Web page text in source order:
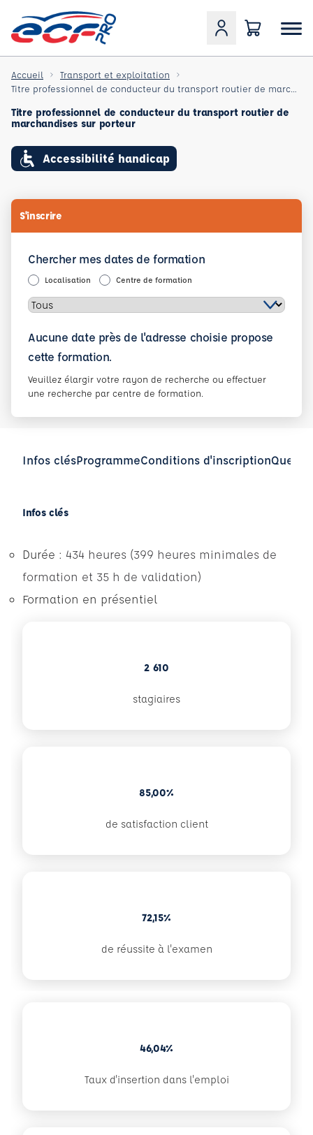
Accueil
Transport et exploitation
Titre professionnel de conducteur du transport routier de
marchandises sur porteur
Accessibilité handicap
S'inscrire
Chercher mes dates de formation
Localisation Centre de formation
Aucune date près de l'adresse choisie propose
cette formation.
Veuillez élargir votre rayon de recherche ou effectuer
une recherche par centre de formation.
Infos clésProgrammeConditions d'inscription
Infos clés
Durée : 434 heures (399 heures minimales de
formation et 35 h de validation)
Formation en présentiel
2 610
stagiaires
85,00%
de satisfaction client
72,15%
de réussite à l'examen
46,04%
Taux d'insertion dans l'emploi